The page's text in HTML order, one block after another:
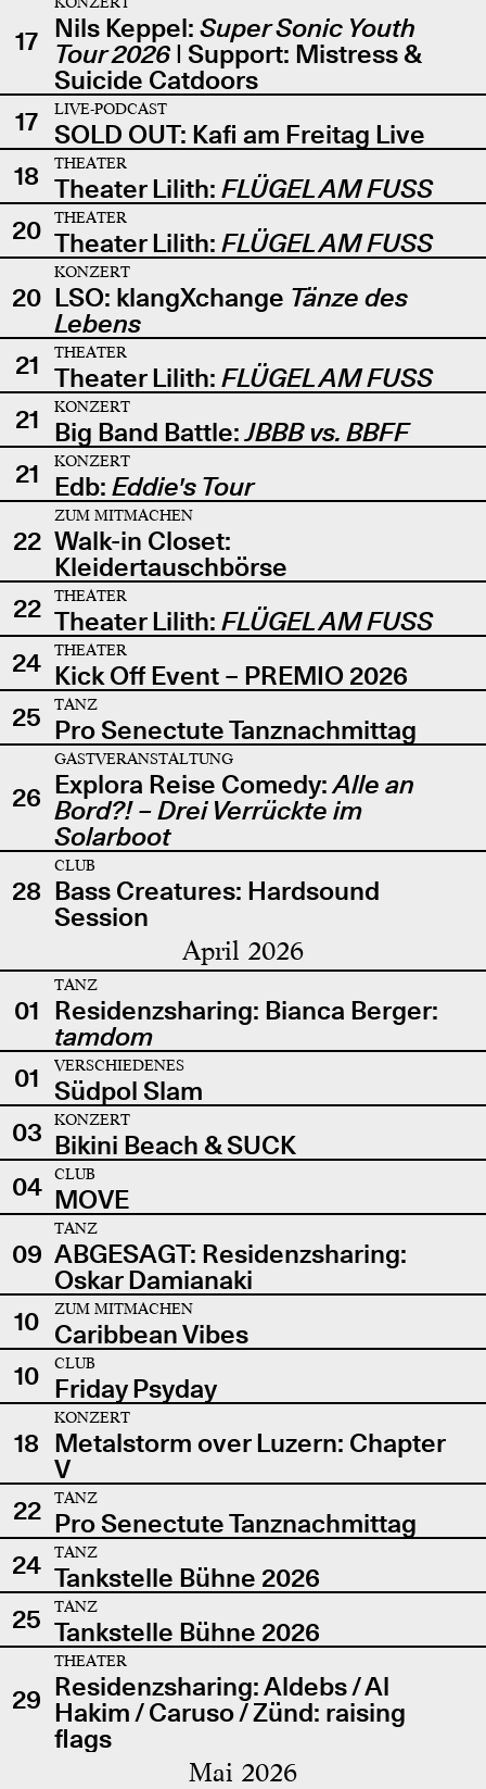
17 Nils Keppel: Super Sonic Youth
Tour 2026| Support: Mistress &
Suicide Catdoors
17
LIVE-PODCAST
SOLD OUT: Kafi am Freitag Live
18
THEATER
Theater Lilith: FLÜGEL AM FUSS
20
THEATER
Theater Lilith: FLÜGEL AM FUSS
20
KONZERT
LSO: klangXchange Tänze des
Lebens
21
THEATER
Theater Lilith: FLÜGEL AM FUSS
21
KONZERT
Big Band Battle:JBBB vs. BBFF
21
KONZERT
Edb: Eddie's Tour
22
ZUM MITMACHEN
Walk-in Closet:
Kleidertauschbörse
22
THEATER
Theater Lilith: FLÜGEL AM FUSS
24
THEATER
Kick Off Event – PREMIO 2026
25
TANZ
Pro Senectute Tanznachmittag
26
GASTVERANSTALTUNG
Explora Reise Comedy:Alle an
Bord?! – Drei Verrückte im
Solarboot
28
CLUB
Bass Creatures: Hardsound
Session
April 2026
01
TANZ
Residenzsharing: Bianca Berger:
tamdom
01
VERSCHIEDENES
Südpol Slam
03
KONZERT
Bikini Beach & SUCK
04
CLUB
MOVE
09
TANZ
ABGESAGT: Residenzsharing:
Oskar Damianaki
10
ZUM MITMACHEN
Caribbean Vibes
10
CLUB
Friday Psyday
18
KONZERT
Metalstorm over Luzern: Chapter
V
22
TANZ
Pro Senectute Tanznachmittag
24
TANZ
Tankstelle Bühne 2026
25
TANZ
Tankstelle Bühne 2026
29
THEATER
Residenzsharing: Aldebs / Al
Hakim / Caruso / Zünd: raising
flags
Mai 2026